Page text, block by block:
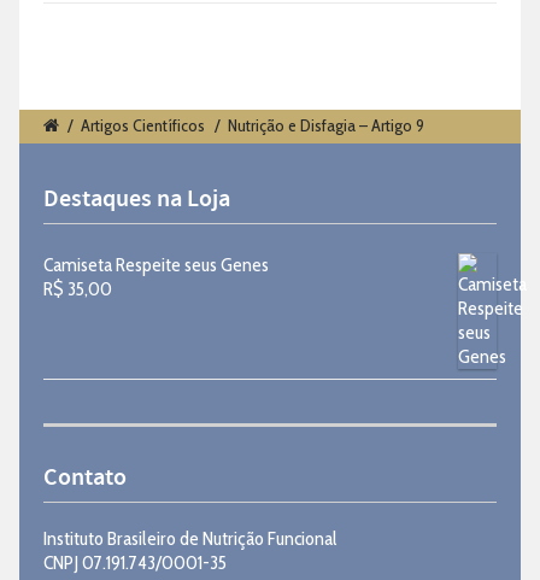
/ Artigos Científicos / Nutrição e Disfagia – Artigo 9
Destaques na Loja
Camiseta Respeite seus Genes
R$ 35,00
Contato
Instituto Brasileiro de Nutrição Funcional
CNPJ 07.191.743/0001-35